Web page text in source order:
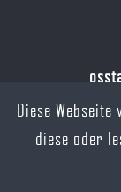
Diese
diese oder